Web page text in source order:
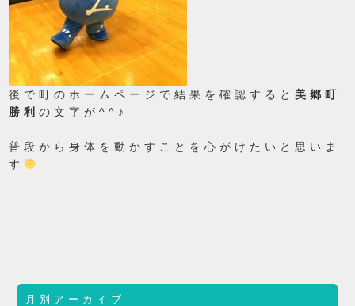
後で町のホームページで結果を確認すると美郷町
勝利の文字が^^♪
普段から身体を動かすことを心がけたいと思いま
す
月別アーカイブ